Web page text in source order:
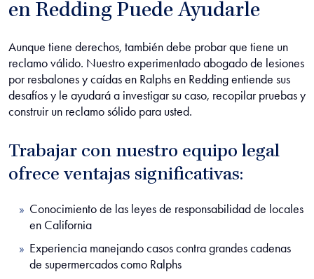
en Redding Puede Ayudarle
Aunque tiene derechos, también debe probar que tiene un
reclamo válido. Nuestro experimentado abogado de lesiones
por resbalones y caídas en Ralphs en Redding entiende sus
desafíos y le ayudará a investigar su caso, recopilar pruebas y
construir un reclamo sólido para usted.
Trabajar con nuestro equipo legal
ofrece ventajas significativas:
Conocimiento de las leyes de responsabilidad de locales
en California
Experiencia manejando casos contra grandes cadenas
de supermercados como Ralphs